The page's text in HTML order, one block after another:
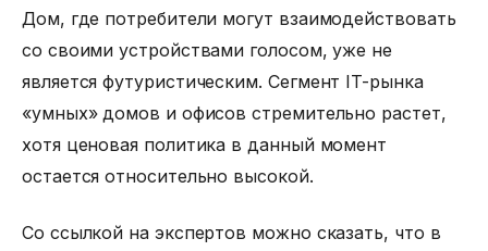
Дом, где потребители могут взаимодействовать
со своими устройствами голосом, уже не
является футуристическим. Сегмент IT-рынка
«умных» домов и офисов стремительно растет,
хотя ценовая политика в данный момент
остается относительно высокой.
Со ссылкой на экспертов можно сказать, что в